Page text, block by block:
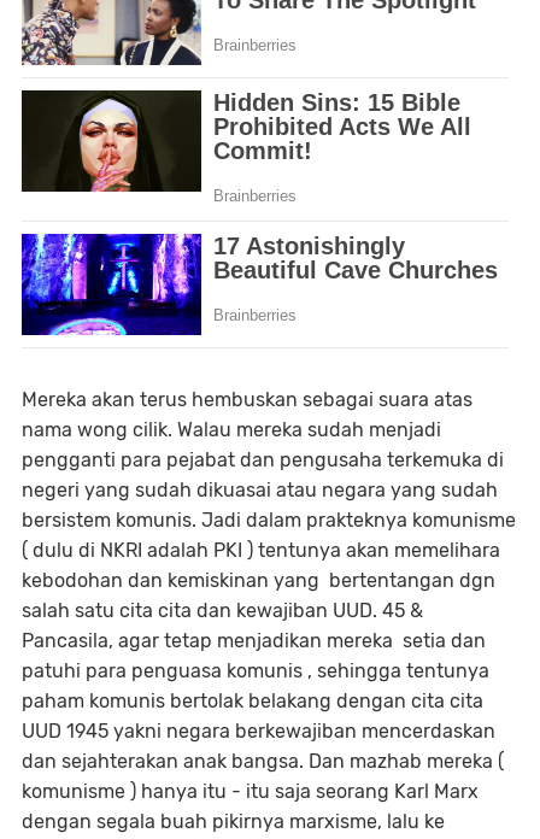
Mereka akan terus hembuskan sebagai suara atas
nama wong cilik. Walau mereka sudah menjadi
pengganti para pejabat dan pengusaha terkemuka di
negeri yang sudah dikuasai atau negara yang sudah
bersistem komunis. Jadi dalam prakteknya komunisme
( dulu di NKRI adalah PKI ) tentunya akan memelihara
kebodohan dan kemiskinan yang bertentangan dgn
salah satu cita cita dan kewajiban UUD. 45 &
Pancasila, agar tetap menjadikan mereka setia dan
patuhi para penguasa komunis , sehingga tentunya
paham komunis bertolak belakang dengan cita cita
UUD 1945 yakni negara berkewajiban mencerdaskan
dan sejahterakan anak bangsa. Dan mazhab mereka (
komunisme ) hanya itu - itu saja seorang Karl Marx
dengan segala buah pikirnya marxisme, lalu ke